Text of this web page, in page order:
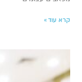
קרא עוד »